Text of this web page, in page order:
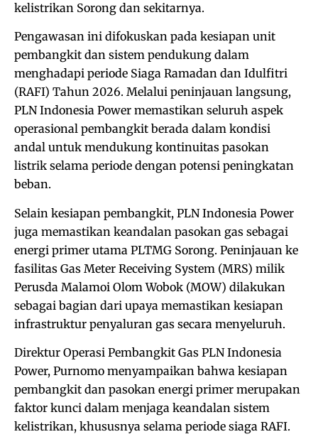
kelistrikan Sorong dan sekitarnya.
Pengawasan ini difokuskan pada kesiapan unit
pembangkit dan sistem pendukung dalam
menghadapi periode Siaga Ramadan dan Idulfitri
(RAFI) Tahun 2026. Melalui peninjauan langsung,
PLN Indonesia Power memastikan seluruh aspek
operasional pembangkit berada dalam kondisi
andal untuk mendukung kontinuitas pasokan
listrik selama periode dengan potensi peningkatan
beban.
Selain kesiapan pembangkit, PLN Indonesia Power
juga memastikan keandalan pasokan gas sebagai
energi primer utama PLTMG Sorong. Peninjauan ke
fasilitas Gas Meter Receiving System (MRS) milik
Perusda Malamoi Olom Wobok (MOW) dilakukan
sebagai bagian dari upaya memastikan kesiapan
infrastruktur penyaluran gas secara menyeluruh.
Direktur Operasi Pembangkit Gas PLN Indonesia
Power, Purnomo menyampaikan bahwa kesiapan
pembangkit dan pasokan energi primer merupakan
faktor kunci dalam menjaga keandalan sistem
kelistrikan, khususnya selama periode siaga RAFI.